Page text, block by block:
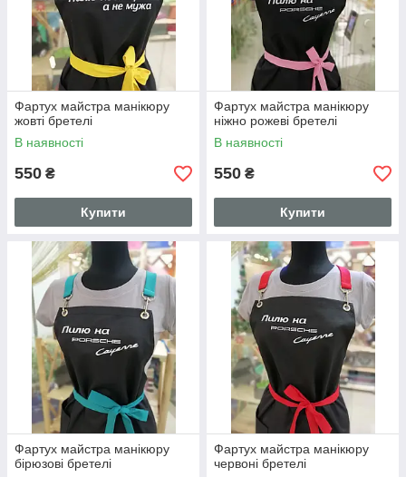
Фартух майстра манікюру
жовті бретелі
В наявності
550 ₴
Купити
Фартух майстра манікюру
ніжно рожеві бретелі
В наявності
550 ₴
Купити
Фартух майстра манікюру
бірюзові бретелі
Фартух майстра манікюру
червоні бретелі